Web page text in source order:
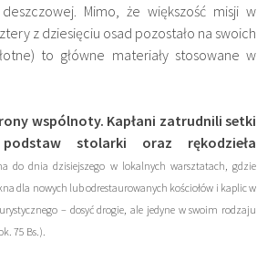
Mimo, że większość misji w
z dziesięciu osad pozostało na swoich
to główne materiały stosowane w
wspólnoty. Kapłani zatrudnili setki
stolarki oraz rękodzieła
do dnia dzisiejszego w lokalnych warsztatach, gdzie
dla nowych lub odrestaurowanych kościołów i kaplic w
– dosyć drogie, ale jedyne w swoim rodzaju
75 Bs.).